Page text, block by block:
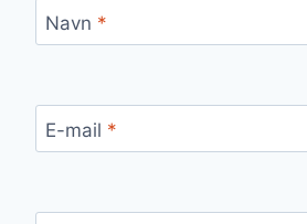
Navn *
E-mail *